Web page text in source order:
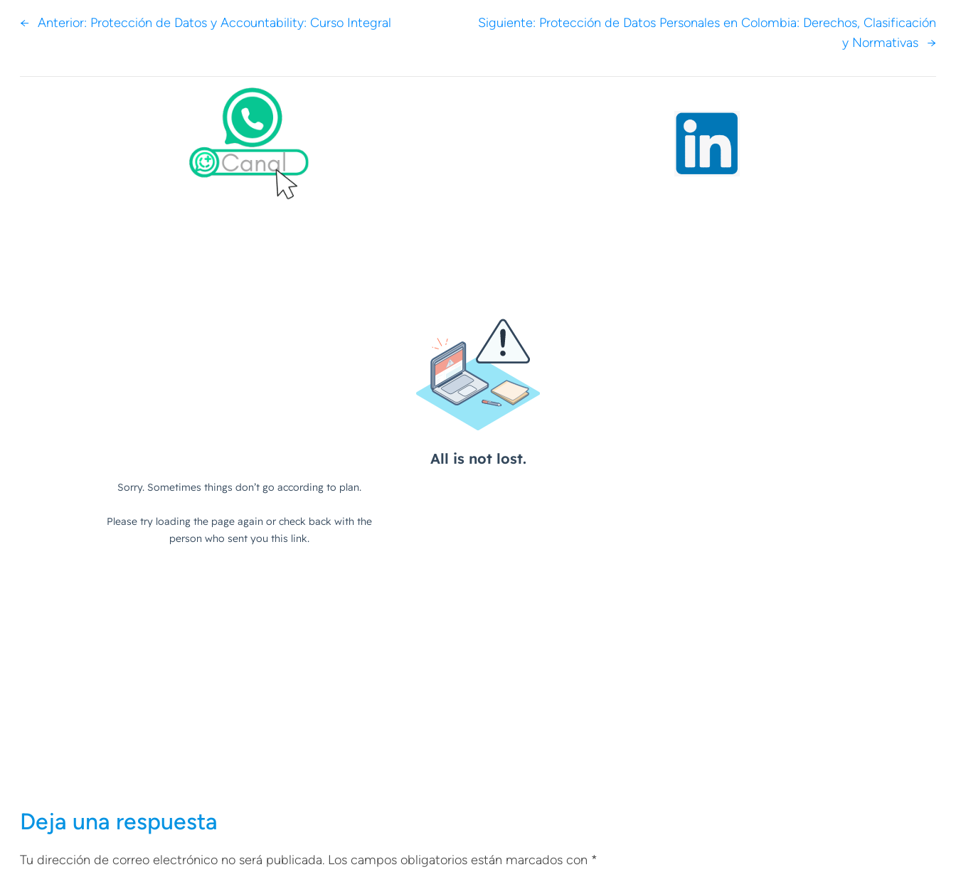
← Anterior: Protección de Datos y Accountability: Curso Integral Siguiente: Protección de Datos Personales en Colombia: Derechos, Clasificación
y Normativas →
Deja una respuesta
Tu dirección de correo electrónico no será publicada. Los campos obligatorios están marcados con *